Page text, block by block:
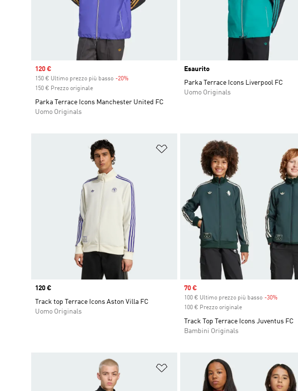
Sale price
120 €
150 € Ultimo prezzo più basso -20%
150 € Prezzo originale
Parka Terrace Icons Manchester United FC
Uomo Originals
Esaurito
Parka Terrace Icons Liverpool FC
Uomo Originals
Aggiungi alla lista dei desideri
Price
120 €
Track top Terrace Icons Aston Villa FC
Uomo Originals
Sale price
70 €
100 € Ultimo prezzo più basso -30%Discount
100 € Prezzo originale
Track Top Terrace Icons Juventus FC
Bambini Originals
Aggiungi alla lista dei desideri